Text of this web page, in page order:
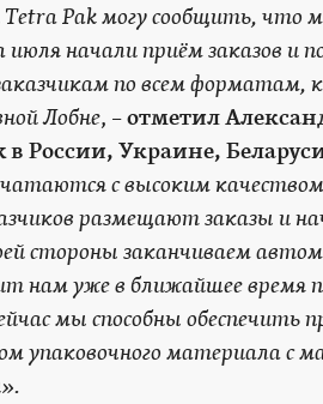
Pakмогу сообщить, что
начали приём заказов и
по всем форматам,
Лобне, –отметил
в России, Украине,
с высоким
размещают заказы и
стороны заканчиваем
нам уже в ближайшее время
мы способны обеспечить
упаковочного материала с